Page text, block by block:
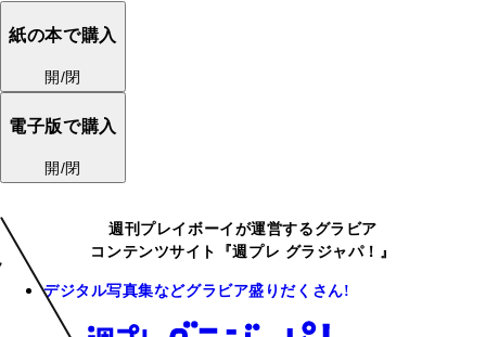
紙の本で購入
開/閉
電子版で購入
開/閉
週刊プレイボーイが運営するグラビア
コンテンツサイト『週プレ グラジャパ！』
デジタル写真集などグラビア盛りだくさん!